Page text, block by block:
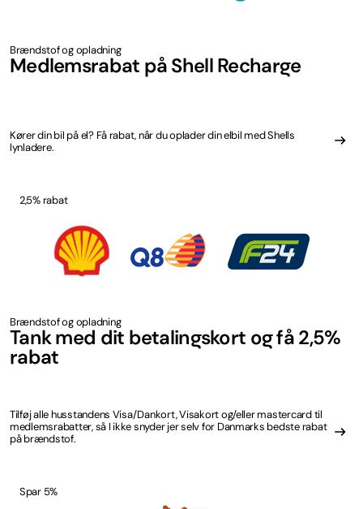
Medlemsrabat på Shell Recharge
Brændstof og opladning
Kører din bil på el? Få rabat, når du oplader din elbil med Shells
lynladere.
Tank med dit betalingskort og få 2,5%
rabat
Brændstof og opladning
Tilføj alle husstandens Visa/Dankort, Visakort og/eller mastercard til
medlemsrabatter, så I ikke snyder jer selv for Danmarks bedste rabat
på brændstof.
2,5% rabat
Spar 5%